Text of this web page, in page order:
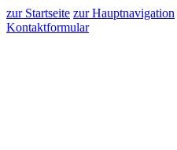
zur Startseite zur Hauptnavigation
Kontaktformular